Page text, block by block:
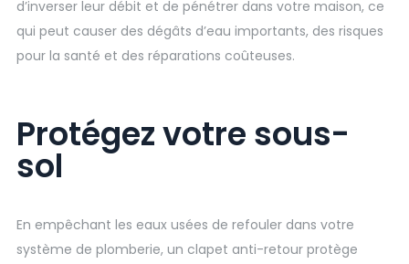
d’inverser leur débit et de pénétrer dans votre maison, ce
qui peut causer des dégâts d’eau importants, des risques
pour la santé et des réparations coûteuses.
Protégez votre sous-
sol
En empêchant les eaux usées de refouler dans votre
système de plomberie, un clapet anti-retour protège